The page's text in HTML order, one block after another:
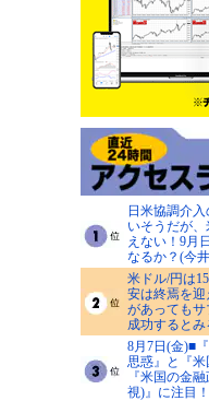
日米協調介
いそうだが
えない！9月
なるか？(今
米ドル/円は
安は終焉を迎
があっても
成功すると
8月7日(金)■
思惑』と『
『米国の金
視)』に注目